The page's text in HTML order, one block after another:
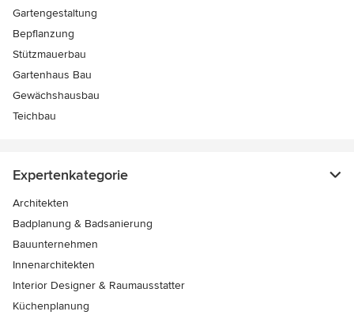
Gartengestaltung
Bepflanzung
Stützmauerbau
Gartenhaus Bau
Gewächshausbau
Teichbau
Expertenkategorie
Architekten
Badplanung & Badsanierung
Bauunternehmen
Innenarchitekten
Interior Designer & Raumausstatter
Küchenplanung